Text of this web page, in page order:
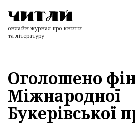
онлайн-журнал про книги
та літературу
Оголошено
Міжнародної
Букерівської